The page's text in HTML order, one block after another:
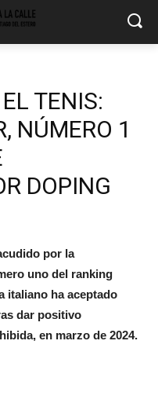
TENIS:
NÚMERO 1
DOPING
por la
uno del ranking
italiano ha aceptado
dar positivo
en marzo de 2024.